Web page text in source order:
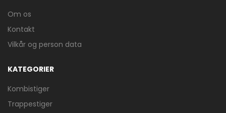
Om os
Kontakt
Vilkår og person data
KATEGORIER
Kombistiger
Trappestiger